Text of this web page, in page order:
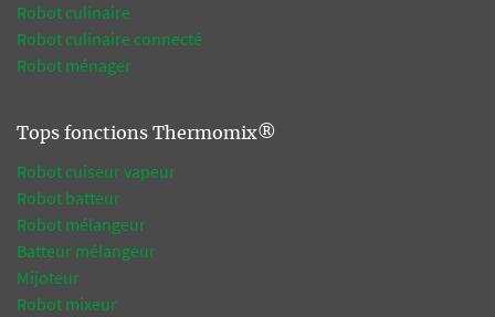
Robot culinaire
Robot culinaire connecté
Robot ménager
Tops fonctions Thermomix®
Robot cuiseur vapeur
Robot batteur
Robot mélangeur
Batteur mélangeur
Mijoteur
Robot mixeur